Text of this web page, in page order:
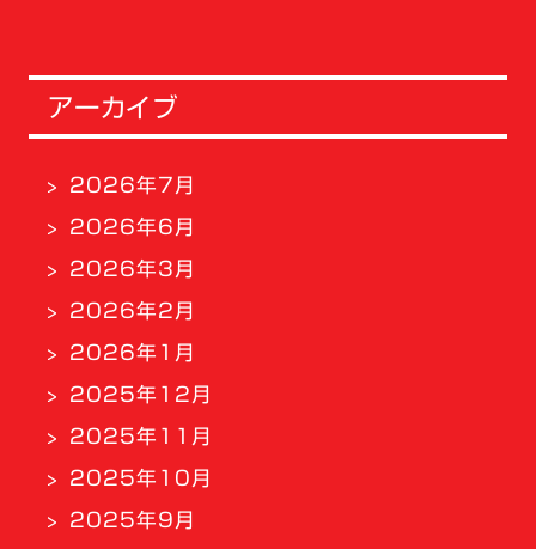
アーカイブ
2026年7月
2026年6月
2026年3月
2026年2月
2026年1月
2025年12月
2025年11月
2025年10月
2025年9月